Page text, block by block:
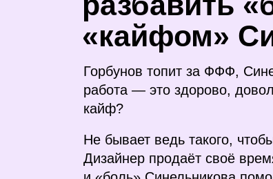
«кайфом»
Горбунов топит за ФФФ,
работа — это здорово,
кайф?
Не бывает ведь такого,
Дизайнер продаёт своё